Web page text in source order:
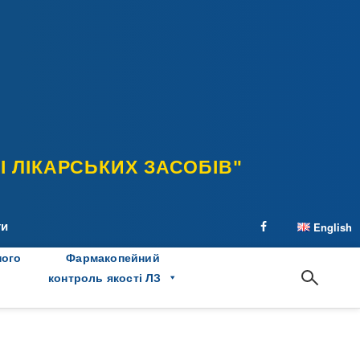
ЗАСОБІВ"
English
facebook
Фармакопейний
контроль якості ЛЗ